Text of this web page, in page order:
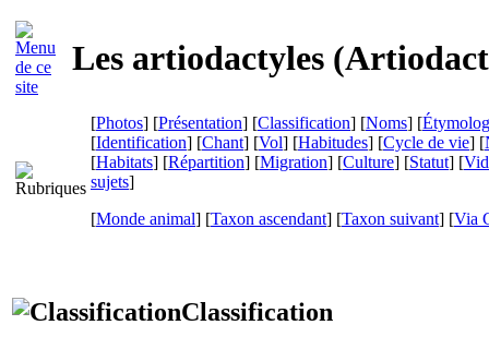
Les artiodactyles (
[Photos] [Présentation] [Classification] [Noms] [
[Identification] [Chant] [Vol] [Habitudes] [Cycle de vie] [
[Habitats] [Répartition] [Migration] [Culture] [Statut] [
sujets]
[Monde animal] [Taxon ascendant] [Taxon suivant] [Via
Classification